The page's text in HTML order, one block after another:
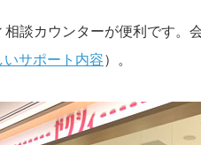
談カウンターが便利です。
いサポート内容）。